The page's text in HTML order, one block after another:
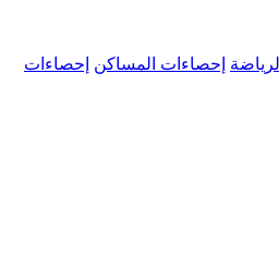
إحصاءات المساكن إحصاءات